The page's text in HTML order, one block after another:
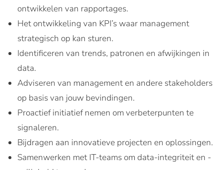
ontwikkelen van rapportages.
Het ontwikkeling van KPI’s waar management
strategisch op kan sturen.
Identificeren van trends, patronen en afwijkingen in
data.
Adviseren van management en andere stakeholders
op basis van jouw bevindingen.
Proactief initiatief nemen om verbeterpunten te
signaleren.
Bijdragen aan innovatieve projecten en oplossingen.
Samenwerken met IT-teams om data-integriteit en -